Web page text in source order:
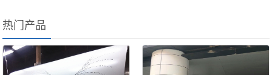
热门产品